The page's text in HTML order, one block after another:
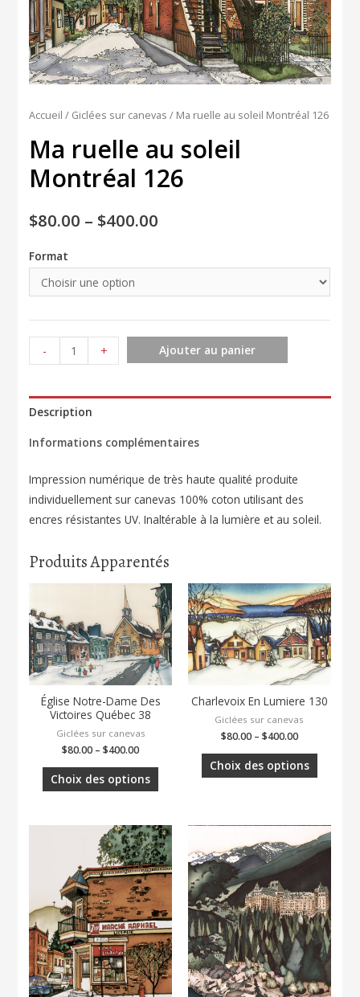
Accueil / Giclées sur canevas / Ma ruelle au soleil Montréal 126
Ma ruelle au soleil
Montréal 126
$80.00 – $400.00
Format
-
de
ruelle
soleil
126
+ Ajouter au panier
Description
Informations complémentaires
Impression numérique de très haute qualité produite
individuellement sur canevas 100% coton utilisant des
encres résistantes UV. Inaltérable à la lumière et au soleil.
Produits Apparentés
Église Notre-Dame Des
Victoires Québec 38
Giclées sur canevas
$80.00 –$400.00
Choix des options
Charlevoix En Lumiere 130
Giclées sur canevas
$80.00– $400.00
Choix des options